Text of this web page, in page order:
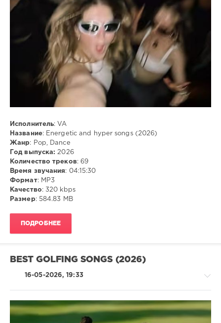
Pop
Исполнитель: VA
Название: Energetic and hyper songs (2026)
Жанр: Pop, Dance
Год выпуска: 2026
Количество треков: 69
Время звучания: 04:15:30
Формат: MP3
Качество: 320 kbps
Размер: 584.83 MB
ПОДРОБНЕЕ
BEST GOLFING SONGS (2026)
16-05-2026, 19:33